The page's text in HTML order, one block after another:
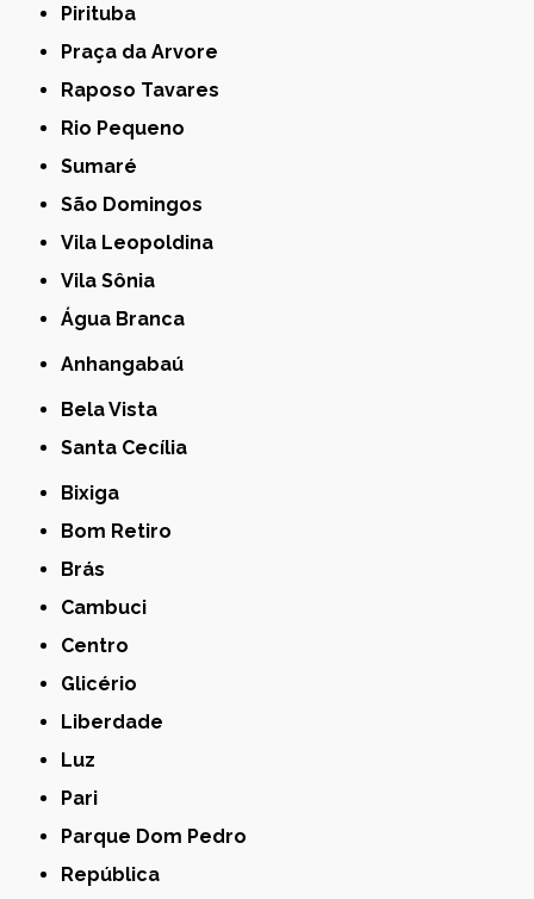
Pirituba
Praça da Arvore
Raposo Tavares
Rio Pequeno
Sumaré
São Domingos
Vila Leopoldina
Vila Sônia
Água Branca
Anhangabaú
Bela Vista
Santa Cecília
Bixiga
Bom Retiro
Brás
Cambuci
Centro
Glicério
Liberdade
Luz
Pari
Parque Dom Pedro
República